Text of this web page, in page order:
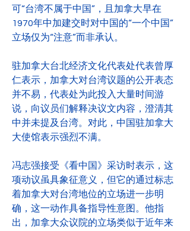
可“台湾不属于中国”，且加拿大早在
1970年中加建交时对中国的“一个中国”
立场仅为“注意”而非承认。
驻加拿大台北经济文化代表处代表曾厚
仁表示，加拿大对台湾议题的公开表态
并不易，代表处为此投入大量时间游
说，向议员们解释决议文内容，澄清其
中并未提及台湾。对此，中国驻加拿大
大使馆表示强烈不满。
冯志强接受《看中国》采访时表示，这
项动议虽具象征意义，但它的通过标志
着加拿大对台湾地位的立场进一步明
确，这一动作具备指导性意图。他指
出，加拿大众议院的立场类似于近年来